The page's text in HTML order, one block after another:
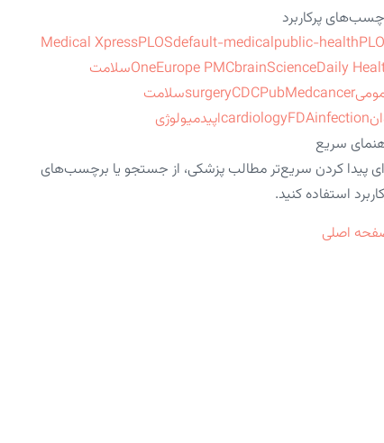
پرکاربرد
Medical XpressPLOSdefault-medicalpublic-health
OneEurope PMCbrainScienceDaily
سلامت
surgeryCDCPubMedcancer
سلامت
cardiologyFDAinfection
اپیدمیولوژی
سریع
پیدا کردن سریع‌تر مطالب پزشکی، از جستجو یا برچسب‌های
استفاده کنید.
اصلی